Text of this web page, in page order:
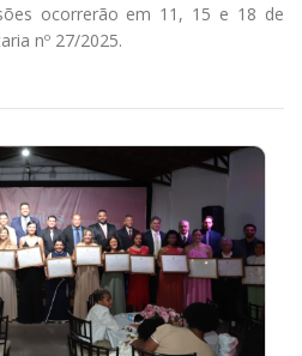
ocorrerão em 11, 15 e 18 de
nº 27/2025.